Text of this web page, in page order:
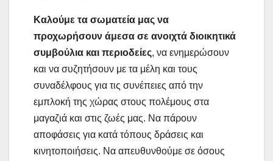
Καλούμε τα σωματεία μας να
προχωρήσουν άμεσα σε ανοιχτά διοικητικά
συμβούλια και περιοδείες, να ενημερώσουν
και να συζητήσουν με τα μέλη και τους
συναδέλφους για τις συνέπειες από την
εμπλοκή της χώρας στους πολέμους στα
μαγαζιά και στις ζωές μας. Να πάρουν
αποφάσεις για κατά τόπους δράσεις και
κινητοποιήσεις. Να απευθυνθούμε σε όσους